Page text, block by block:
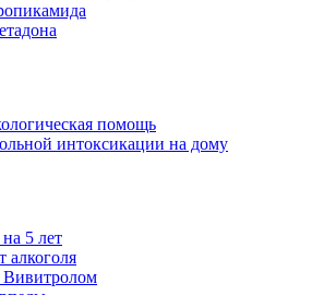
помощь
интоксикации на дому
5 лет
алкоголя
Вивитролом